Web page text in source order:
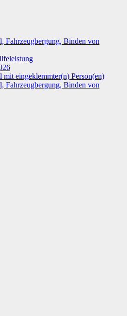
Fahrzeugbergung, Binden von
mit eingeklemmter(n) Person(en)
Fahrzeugbergung, Binden von